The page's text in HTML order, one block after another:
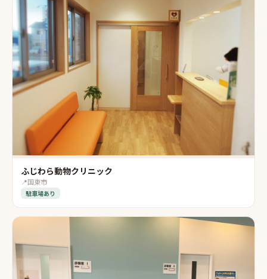
ふじわら動物クリニック
📍国東市
駐車場あり